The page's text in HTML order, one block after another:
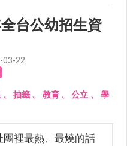
台公幼招生資
03-22
、 抽籤 、 教育、公立 、學
裡最熱、最燒的話